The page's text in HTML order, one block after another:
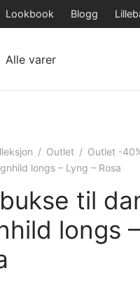
Lookbook Blogg
Alle varer
/ Outlet / Outlet -
longs – Lyng – Rosa
til
longs